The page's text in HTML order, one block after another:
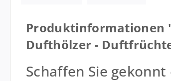
Produktinformationen
Dufthölzer -
Schaffen Sie